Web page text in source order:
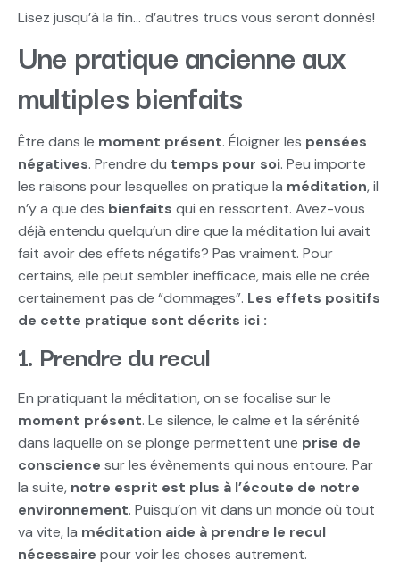
Lisez jusqu’à la fin… d’autres trucs vous seront donnés!
Une pratique ancienne aux
multiples bienfaits
Être dans le moment présent. Éloigner les pensées
négatives. Prendre du temps pour soi. Peu importe
les raisons pour lesquelles on pratique la méditation, il
n’y a que des bienfaits qui en ressortent. Avez-vous
déjà entendu quelqu’un dire que la méditation lui avait
fait avoir des effets négatifs? Pas vraiment. Pour
certains, elle peut sembler inefficace, mais elle ne crée
certainement pas de “dommages”. Les effets positifs
de cette pratique sont décrits ici :
1. Prendre du recul
En pratiquant la méditation, on se focalise sur le
moment présent. Le silence, le calme et la sérénité
dans laquelle on se plonge permettent une prise de
conscience sur les évènements qui nous entoure. Par
la suite, notre esprit est plus à l’écoute de notre
environnement. Puisqu’on vit dans un monde où tout
va vite, la méditation aide à prendre le recul
nécessaire pour voir les choses autrement.